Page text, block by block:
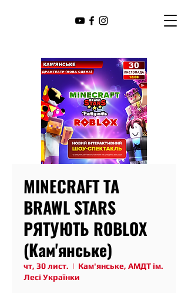
MINECRAFT ТА
BRAWL STARS
РЯТУЮТЬ ROBLOX
(Кам'янське)
чт, 30 лист.
  |
Кам'янське, АМДТ ім.
Лесі Українки